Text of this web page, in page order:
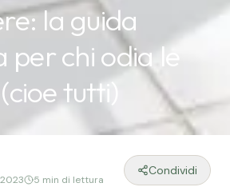
la guida
per chi odia le
tutti)
5 min di lettura
Condividi